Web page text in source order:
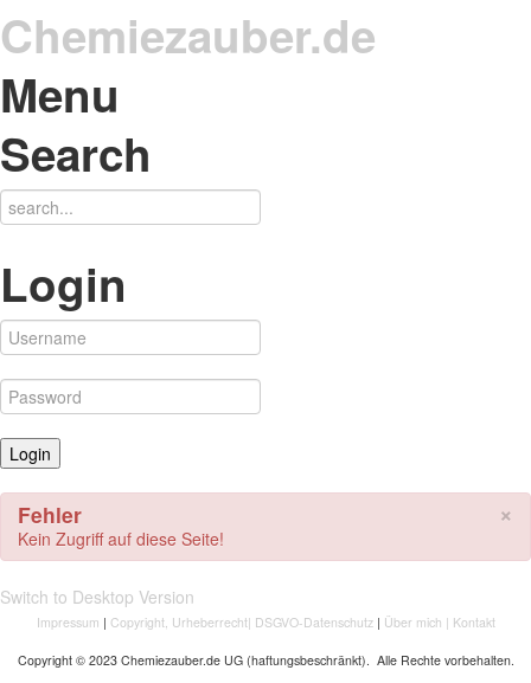
Chemiezauber.de
Menu
Search
Login
×
Fehler
Kein Zugriff auf diese Seite!
Switch to Desktop Version
Impressum | Copyright, Urheberrecht| DSGVO-Datenschutz| Über mich | Kontakt
Copyright © 2023 Chemiezauber.de UG (haftungsbeschränkt). Alle Rechte vorbehalten.